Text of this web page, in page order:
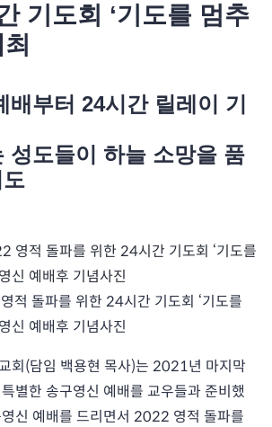
기도회 ‘기도를 멈추
배부터 24시간 릴레이 기
성도들이 하늘 소망을 품
적 돌파를 위한 24시간 기도회 ‘기도를
신 예배후 기념사진
회(담임 백용현 목사)는 2021년 마지막
별한 송구영신 예배를 교우들과 준비했
신 예배를 드리면서 2022 영적 돌파를